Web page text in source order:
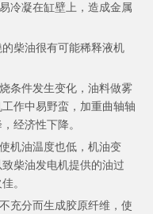
凝在缸壁上，造成金属
柴油很有可能稀释液机
条件发生变化，油料做雾
作中易野蛮，加重曲轴轴
经济性下降。
机油温度也低，机油变
柴油发电机提供的油过
。
分而生成胶原纤维，使